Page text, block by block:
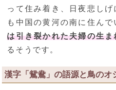
って住み着き、日夜悲し
も中国の黄河の南に住ん
は引き裂かれた夫婦の生ま
るそうです。
漢字「鴛鴦」の語源と鳥のオ